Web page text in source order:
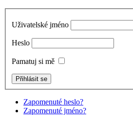
Uživatelské jméno
Heslo
Pamatuj si mě
Zapomenuté heslo?
Zapomenuté jméno?